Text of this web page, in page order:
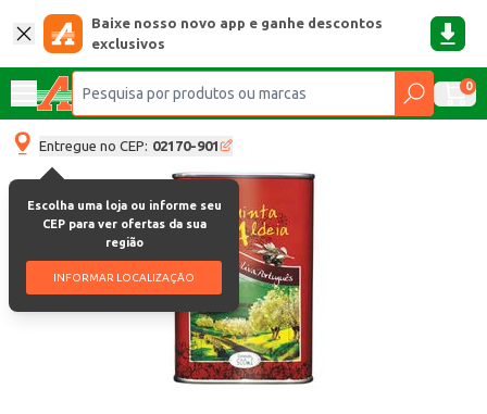
Baixe nosso novo app e ganhe descontos
exclusivos
0
Entregue no CEP: 02170-901
Escolha uma loja ou informe seu
CEP para ver ofertas da sua
região
INFORMAR LOCALIZAÇÃO